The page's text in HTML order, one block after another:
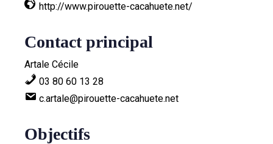
http://www.pirouette-cacahuete.net/
Contact principal
Artale Cécile
03 80 60 13 28
c.artale@pirouette-cacahuete.net
Objectifs